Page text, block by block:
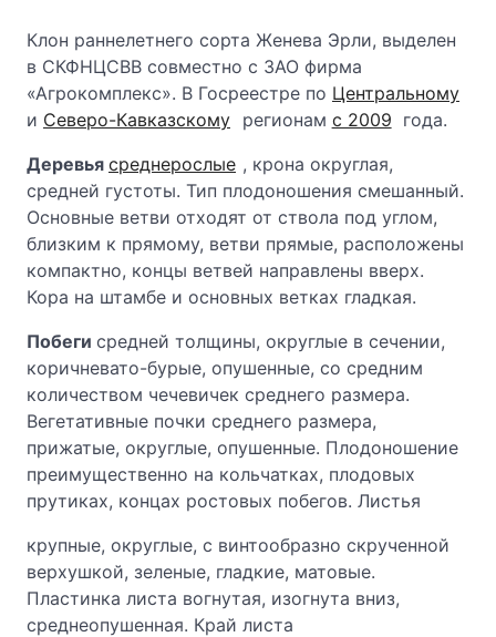
Клон раннелетнего сорта Женева Эрли, выделен
в СКФНЦСВВ совместно с ЗАО фирма
«Агрокомплекс». В Госреестре по Центральному
и Северо-Кавказскому регионам с 2009 года.
Деревья среднерослые , крона округлая,
средней густоты. Тип плодоношения смешанный.
Основные ветви отходят от ствола под углом,
близким к прямому, ветви прямые, расположены
компактно, концы ветвей направлены вверх.
Кора на штамбе и основных ветках гладкая.
Побеги средней толщины, округлые в сечении,
коричневато-бурые, опушенные, со средним
количеством чечевичек среднего размера.
Вегетативные почки среднего размера,
прижатые, округлые, опушенные. Плодоношение
преимущественно на кольчатках, плодовых
прутиках, концах ростовых побегов. Листья
крупные, округлые, с винтообразно скрученной
верхушкой, зеленые, гладкие, матовые.
Пластинка листа вогнутая, изогнута вниз,
среднеопушенная. Край листа